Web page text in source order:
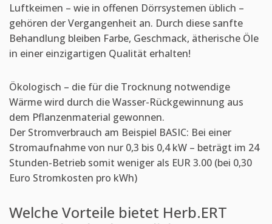
Luftkeimen – wie in offenen Dörrsystemen üblich –
gehören der Vergangenheit an. Durch diese sanfte
Behandlung bleiben Farbe, Geschmack, ätherische Öle
in einer einzigartigen Qualität erhalten!
Ökologisch – die für die Trocknung notwendige
Wärme wird durch die Wasser-Rückgewinnung aus
dem Pflanzenmaterial gewonnen.
Der Stromverbrauch am Beispiel BASIC: Bei einer
Stromaufnahme von nur 0,3 bis 0,4 kW – beträgt im 24
Stunden-Betrieb somit weniger als EUR 3.00 (bei 0,30
Euro Stromkosten pro kWh)
Welche Vorteile bietet Herb.ERT